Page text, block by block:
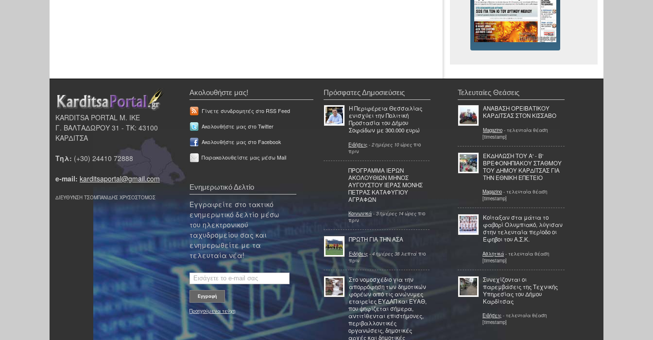
KARDITSA PORTAL Μ. ΙΚΕ
Γ. ΒΑΛΤΑΔΩΡΟΥ 31 - ΤΚ: 43100
ΚΑΡΔΙΤΣΑ
Τηλ: (+30) 24410 72888
e-mail: karditsaportal@gmail.com
ΔΙΕΥΘΥΝΣΗ ΤΣΟΜΠΑΝΙΔΗΣ ΧΡΥΣΟΣΤΟΜΟΣ
Ακολουθήστε μας!
Γίνετε συνδρομητές στο RSS Feed
Ακολουθήστε μας στο Twitter
Ακολουθήστε μας στο Facebook
Παρακολουθείστε μας μέσω Mail
Ενημερωτικό Δελτίο
Εγγραφείτε στο τακτικό
ενημερωτικό δελτίο μέσω
του ηλεκτρονικού
ταχυδρομείου σας και
ενημερωθείτε με τα
τελευταία νέα!
Προηγούμενα τεύχη
Πρόσφατες Δημοσιεύσεις
Η Περιφέρεια Θεσσαλίας
ενισχύει την Πολιτική
Προστασία του Δήμου
Σοφάδων με 300.000 ευρώ
Ειδήσεις - 2 ημέρες 10 ώρες πιο
πριν
ΠΡΟΓΡΑΜΜΑ ΙΕΡΩΝ
ΑΚΟΛΟΥΘΙΩΝ ΜΗΝΟΣ
ΑΥΓΟΥΣΤΟΥ ΙΕΡΑΣ ΜΟΝΗΣ
ΠΕΤΡΑΣ ΚΑΤΑΦΥΓΙΟΥ
ΑΓΡΑΦΩΝ
Κοινωνικά - 3 ημέρες 14 ώρες πιο
πριν
ΠΡΩΤΗ ΓΙΑ ΤΗΝ ΑΣΑ
Ειδήσεις - 4 ημέρες 38 λεπτά πιο
πριν
Στο νομοσχέδιο για την
απορρόφηση των δημοτικών
φορέων από τις ανώνυμες
εταιρείες ΕΥΔΑΠ και ΕΥΑΘ,
που ψηφίζεται σήμερα,
αντιτίθενται επιστήμονες,
περιβαλλοντικές
οργανώσεις, δημοτικές
αρχές και δημοτικές
Τελευταίες Θεάσεις
ΑΝΑΒΑΣΗ ΟΡΕΙΒΑΤΙΚΟΥ
ΚΑΡΔΙΤΣΑΣ ΣΤΟΝ ΚΙΣΣΑΒΟ
Magazino - τελευταία θέαση
[timestamp]
ΕΚΔΗΛΩΣΗ ΤΟΥ Α' - Β'
ΒΡΕΦΟΝΗΠΙΑΚΟΥ ΣΤΑΘΜΟΥ
ΤΟΥ ΔΗΜΟΥ ΚΑΡΔΙΤΣΑΣ ΓΙΑ
ΤΗΝ ΕΘΝΙΚΗ ΕΠΕΤΕΙΟ
Magazino - τελευταία θέαση
[timestamp]
Κοίταξαν στα μάτια το
φαβορί Ολυμπιακό, λύγισαν
στην τελευταία περίοδο οι
Έφηβοι του Α.Σ.Κ.
Αθλητικά - τελευταία θέαση
[timestamp]
Συνεχίζονται οι
παρεμβάσεις της Τεχνικής
Υπηρεσίας του Δήμου
Καρδίτσας
Ειδήσεις - τελευταία θέαση
[timestamp]